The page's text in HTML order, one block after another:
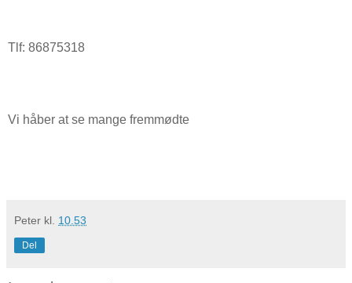
Tlf: 86875318
Vi håber at se mange fremmødte
Peter kl. 10.53
Del